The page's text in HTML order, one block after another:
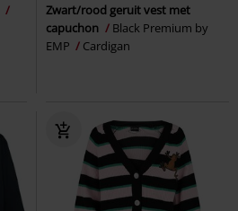
Zwart/rood geruit vest met
capuchon
Black Premium by
EMP
Cardigan